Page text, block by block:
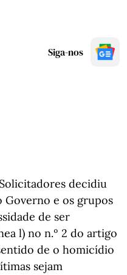
Siga-nos
decidiu
Governo e os grupos
de ser
l) no n.º 2 do artigo
de o homicídio
sejam